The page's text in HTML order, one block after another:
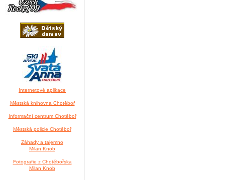
Internetové aplikace
Městská knihovna Chotěboř
Informační centrum Chotěboř
Městská policie Chotěboř
Záhady a tajemno
Milan Knob
Fotografie z Chotěbořska
Milan Knob